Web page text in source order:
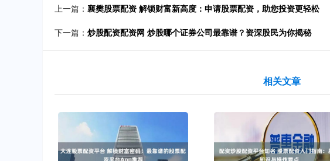
上一篇： 襄樊股票配资 解锁财富新高度：申请股票配资，助您投资更轻松
下一篇： 炒股配资配资网 炒股哪个证券公司最靠谱？资深股民为你揭秘
相关文章